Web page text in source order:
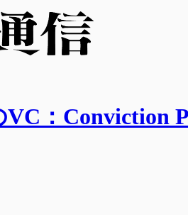
VC：Conviction